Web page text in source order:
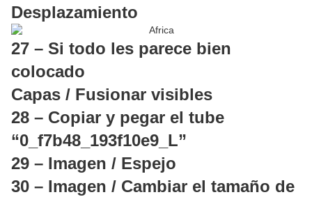
Desplazamiento
27 – Si todo les parece bien
colocado
Capas / Fusionar visibles
28 – Copiar y pegar el tube
“0_f7b48_193f10e9_L”
29 – Imagen / Espejo
30 – Imagen / Cambiar el tamaño de